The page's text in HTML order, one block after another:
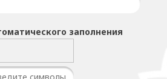
заполнения